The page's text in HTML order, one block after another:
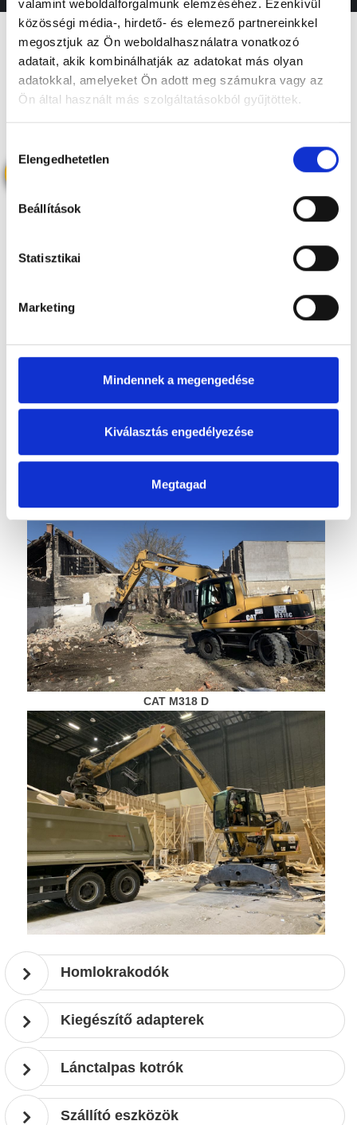
valamint weboldalforgalmunk elemzéséhez. Ezenkívül
közösségi média-, hirdető- és elemező partnereinkkel
megosztjuk az Ön weboldalhasználatra vonatkozó
adatait, akik kombinálhatják az adatokat más olyan
adatokkal, amelyeket Ön adott meg számukra vagy az
Ön által használt más szolgáltatásokból gyűjtöttek.
kiválasztása
Elengedhetetlen
Beállítások
Statisztikai
Marketing
Mindennek a megengedése
Kiválasztás engedélyezése
Megtagad
GÉPPARK
CAT 316 C
CAT M318 D
Homlokrakodók
Kiegészítő adapterek
Lánctalpas kotrók
Szállító eszközök